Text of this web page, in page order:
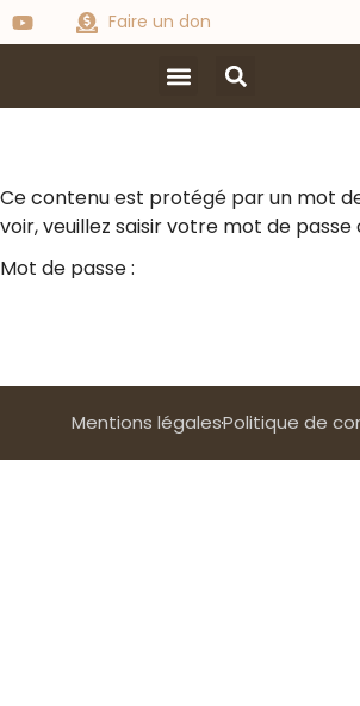
Faire un don
Ce contenu est protégé par un mot
voir, veuillez saisir votre mot de passe
Mot de passe :
Mentions légalesPolitique de